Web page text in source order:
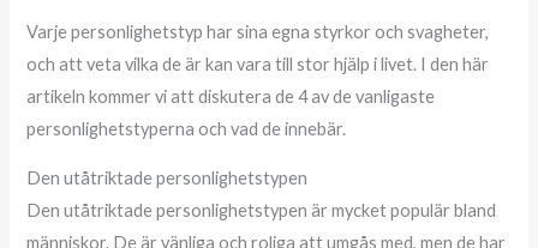
Varje personlighetstyp har sina egna styrkor och svagheter,
och att veta vilka de är kan vara till stor hjälp i livet. I den här
artikeln kommer vi att diskutera de 4 av de vanligaste
personlighetstyperna och vad de innebär.
Den utåtriktade personlighetstypen
Den utåtriktade personlighetstypen är mycket populär bland
människor. De är vänliga och roliga att umgås med, men de har